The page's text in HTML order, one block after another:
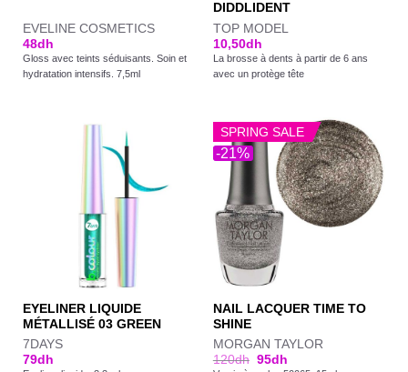
EVELINE COSMETICS
48dh
Gloss avec teints séduisants. Soin et
hydratation intensifs. 7,5ml
DIDDLIDENT
TOP MODEL
10,50dh
La brosse à dents à partir de 6 ans
avec un protège tête
EYELINER LIQUIDE
MÉTALLISÉ 03 GREEN
7DAYS
79dh
-21%
SPRING SALE
NAIL LACQUER TIME TO
SHINE
MORGAN TAYLOR
120dh 95dh